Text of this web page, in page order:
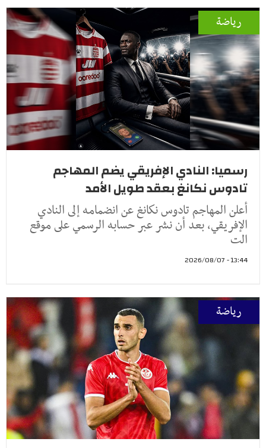
رياضة
رسميا: النادي الإفريقي يضم المهاجم
تادوس نكانغ بعقد طويل الأمد
أعلن المهاجم تادوس نكانغ عن انضمامه إلى النادي
الإفريقي، بعد أن نشر عبر حسابه الرسمي على موقع
الت
13:44 - 2026/08/07
رياضة